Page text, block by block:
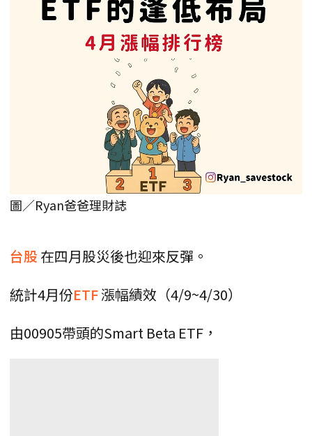
圖／Ryan爸爸理財誌
台股在四月股災後也迎來反彈。
統計4月份ETF漲幅績效（4/9~4/30）
由00905帶頭的Smart Beta ETF，